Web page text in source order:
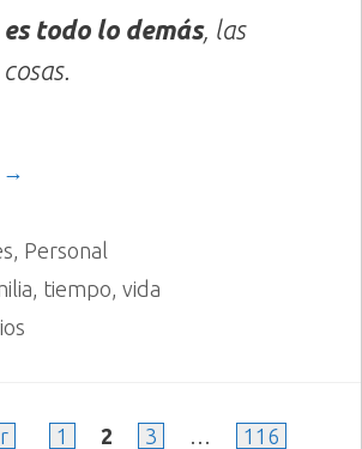
todo lo demás, las
→
Personal
tiempo vida
Página
1 Página
2 Página
3 Página
116